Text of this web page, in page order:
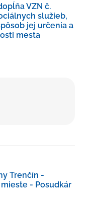
VZN č.
služieb,
jej určenia a
mesta
Trenčín -
- Posudkár